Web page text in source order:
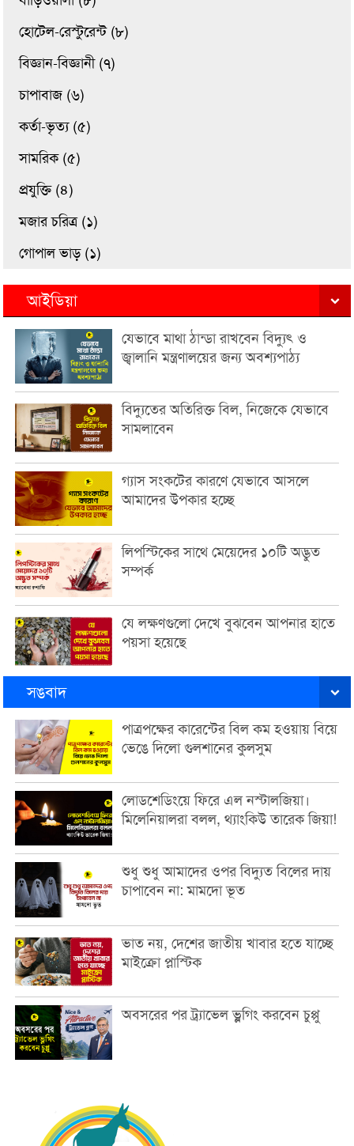
হোটেল-রেস্টুরেন্ট (৮)
বিজ্ঞান-বিজ্ঞানী (৭)
চাপাবাজ (৬)
কর্তা-ভৃত্য (৫)
সামরিক (৫)
প্রযুক্তি (৪)
মজার চরিত্র (১)
গোপাল ভাড় (১)
আইডিয়া
যেভাবে মাথা ঠান্ডা রাখবেন বিদ্যুৎ ও
জ্বালানি মন্ত্রণালয়ের জন্য অবশ্যপাঠ্য
বিদ্যুতের অতিরিক্ত বিল, নিজেকে যেভাবে
সামলাবেন
গ্যাস সংকটের কারণে যেভাবে আসলে
আমাদের উপকার হচ্ছে
লিপস্টিকের সাথে মেয়েদের ১০টি অদ্ভুত
সম্পর্ক
যে লক্ষণগুলো দেখে বুঝবেন আপনার হাতে
পয়সা হয়েছে
সঙবাদ
পাত্রপক্ষের কারেন্টের বিল কম হওয়ায় বিয়ে
ভেঙে দিলো গুলশানের কুলসুম
লোডশেডিংয়ে ফিরে এল নস্টালজিয়া।
মিলেনিয়ালরা বলল, থ্যাংকিউ তারেক জিয়া!
শুধু শুধু আমাদের ওপর বিদ্যুত বিলের দায়
চাপাবেন না: মামদো ভূত
ভাত নয়, দেশের জাতীয় খাবার হতে যাচ্ছে
মাইক্রো প্লাস্টিক
অবসরের পর ট্র্যাভেল ভ্লগিং করবেন চুপ্পু